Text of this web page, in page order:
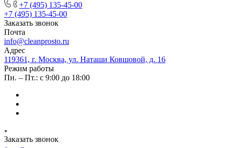
+7 (495) 135-45-00
+7 (495) 135-45-00
Заказать звонок
Почта
info@cleanprosto.ru
Адрес
119361, г. Москва, ул. Наташи Ковшовой, д. 16
Режим работы
Пн. – Пт.: с 9:00 до 18:00
Заказать звонок